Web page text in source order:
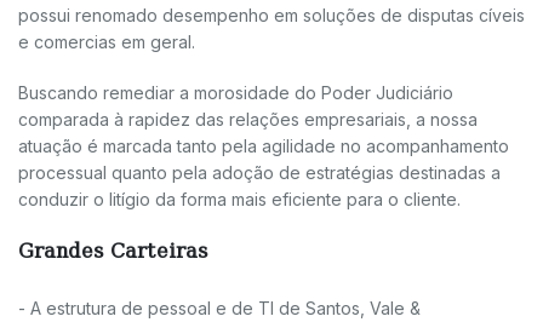
possui renomado desempenho em soluções de disputas cíveis
e comercias em geral.
Buscando remediar a morosidade do Poder Judiciário
comparada à rapidez das relações empresariais, a nossa
atuação é marcada tanto pela agilidade no acompanhamento
processual quanto pela adoção de estratégias destinadas a
conduzir o litígio da forma mais eficiente para o cliente.
Grandes Carteiras
- A estrutura de pessoal e de TI de Santos, Vale &